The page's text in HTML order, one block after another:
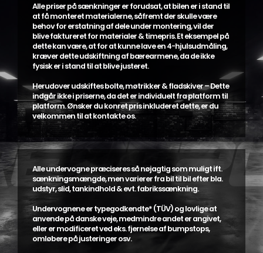
Alle priser på sænkninger er forudsat, at bilen er i stand til
at få monteret materialerne, såfremt der skulle være
behov for erstatning af dele under montering, vil der
blive faktureret for materialer & timepris. Et eksempel på
dette kan være, at for at kunne lave en 4-hjulsudmåling,
kræver dette udskiftning af bærearmene, da de ikke
fysisk er i stand til at blive justeret.
Herudover udskiftes bolte, møtrikker & fladskiver – Dette
indgår ikke i priserne, da det er individuelt fra platform til
platform. Ønsker du konret pris inkluderet dette, er du
velkommen til at kontakte os.
Alle undervogne præciseres så nøjagtig som muligt ift.
sænkningsmængde, men varierer fra bil til bil efter bla.
udstyr, slid, tankindhold & evt. fabrikssænkning.
Undervognene er typegodkendte* (TÜV) og lovlige at
anvende på danske veje, medmindre andet er angivet,
eller er modificeret ved eks. fjernelse af bumpstops,
omløbere på justeringer osv.